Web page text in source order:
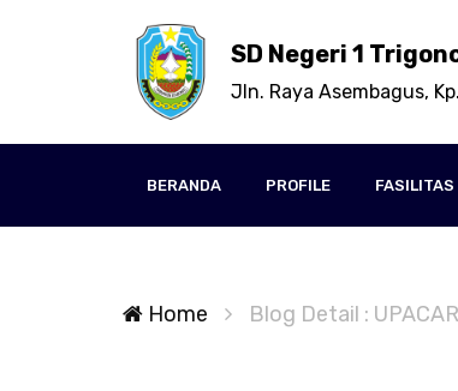
SD Negeri 1
Jln. Raya Asembagus,
BERANDA PROFILE FASILITAS
Home Blog Detail :